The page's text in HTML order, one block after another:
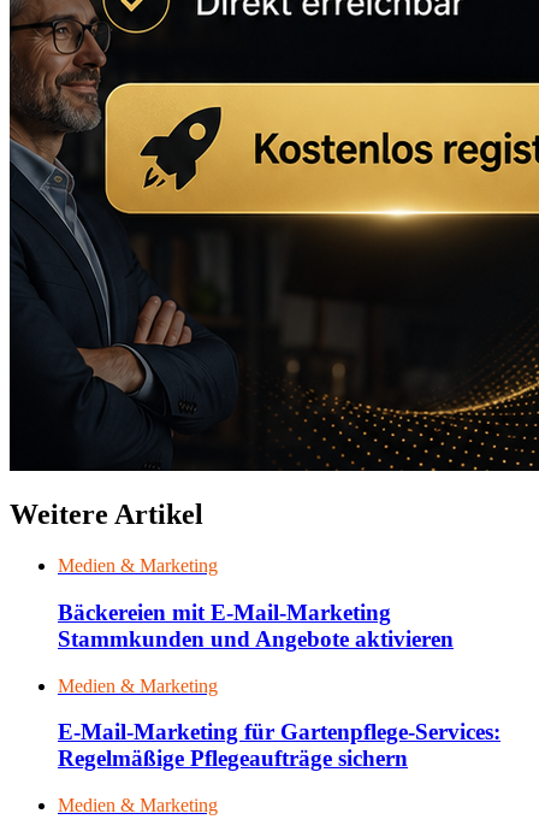
Weitere Artikel
Medien & Marketing
Bäckereien mit E-Mail-Marketing
Stammkunden und Angebote aktivieren
Medien & Marketing
E-Mail-Marketing für Gartenpflege-Services:
Regelmäßige Pflegeaufträge sichern
Medien & Marketing